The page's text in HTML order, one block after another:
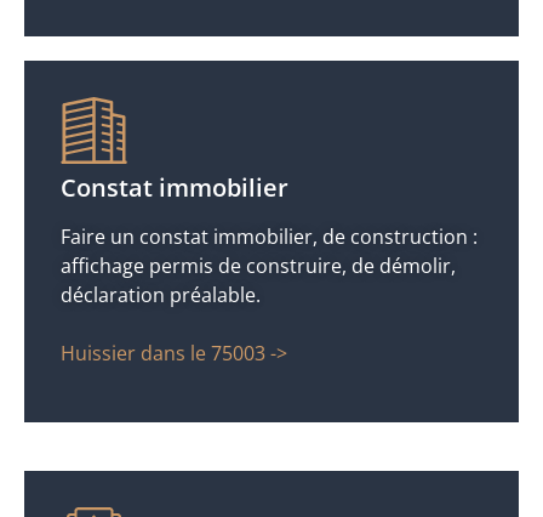
Constat immobilier
Faire un constat immobilier, de construction :
affichage permis de construire, de démolir,
déclaration préalable.
Huissier dans le 75003 ->